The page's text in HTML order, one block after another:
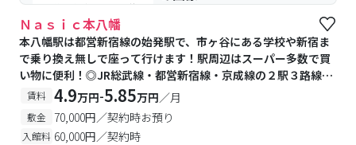
#予約受付中 #空室待ち
Ｎａｓｉｃ本八幡
本八幡駅は都営新宿線の始発駅で、市ヶ谷にある学校や新宿ま
で乗り換え無しで座って行けます！駅周辺はスーパー多数で買
い物に便利！◎JR総武線・都営新宿線・京成線の２駅３路線利
用可能♪
賃料 4.9万円-5.85万円／月
敷金 70,000円／契約時お預り
入館料 60,000円／契約時